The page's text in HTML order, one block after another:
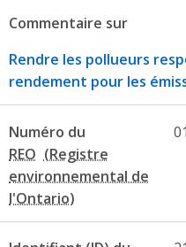
Commentaire sur
Rendre les pollueurs
rendement pour les
Numéro du
REO